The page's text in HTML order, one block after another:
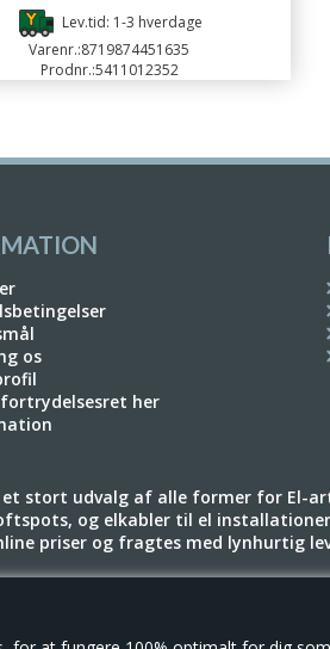
Lev.tid: 1-3 hverdage
Varenr.:8719874451635
Prodnr.:5411012352
et stort udvalg af alle former for El-
og elkabler til el
priser og fragtes med lynhurtig
os
fortrydelsesret her